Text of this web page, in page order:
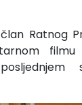
Ratnog